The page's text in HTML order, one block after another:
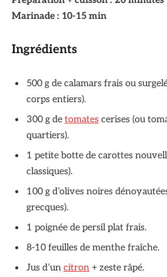
Marinade : 10-15 min
Ingrédients
500 g de calamars frais ou
corps entiers).
300 g de tomates cerises (ou
quartiers).
1 petite botte de carottes
classiques).
100 g d’olives noires
grecques).
1 poignée de persil plat frais.
8-10 feuilles de menthe fraîche.
Jus d’un citron + zeste râpé.